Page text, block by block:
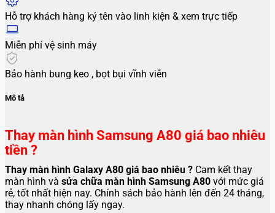
Hỗ trợ khách hàng ký tên vào linh kiện & xem trực tiếp
Miễn phí vệ sinh máy
Bảo hành bung keo , bọt bụi vĩnh viễn
Mô tả
Thay màn hình Samsung A80 giá bao nhiêu
tiền ?
Thay màn hình Galaxy A80 giá bao nhiêu ? Cam kết thay
màn hình và sửa chữa màn hình Samsung A80 với mức giá
rẻ, tốt nhất hiện nay. Chính sách bảo hành lên đến 24 tháng,
thay nhanh chóng lấy ngay.